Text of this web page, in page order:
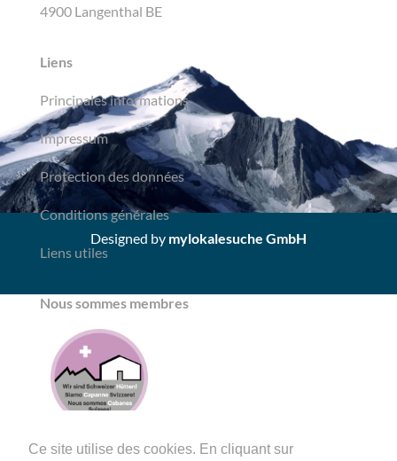
Ce site utilise des cookies. En cliquant sur
4900 Langenthal BE
Liens
Principales informations
Impressum
Protection des données
Conditions générales
Liens utiles
Nous sommes membres
Designed by mylokalesuche GmbH